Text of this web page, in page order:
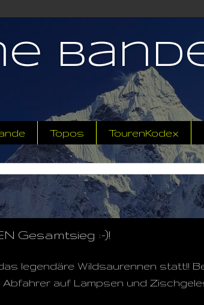
Topos TourenKodex
Gesamtsieg :-)!
legendäre Wildsaurennen statt!!
auf Lampsen und